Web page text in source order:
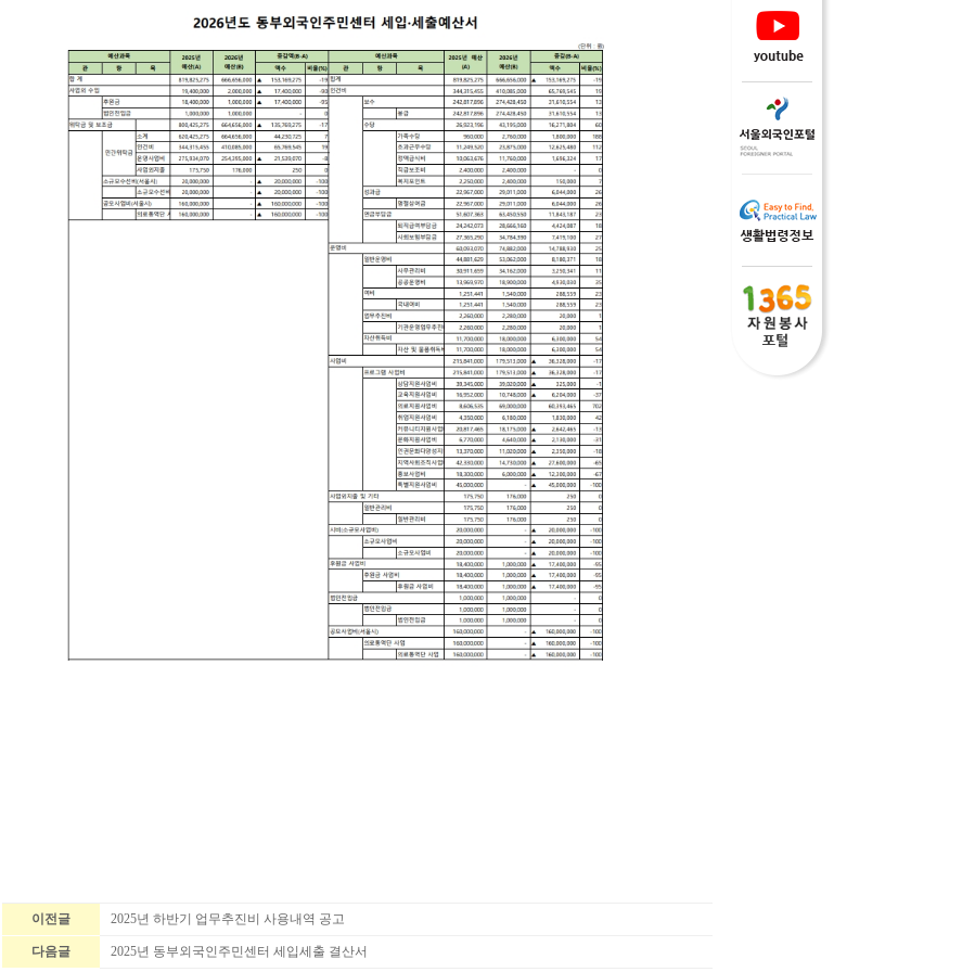
이전글 2025년 하반기 업무추진비 사용내역 공고
다음글 2025년 동부외국인주민센터 세입세출 결산서